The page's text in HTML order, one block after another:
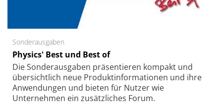
Sonderausgaben
Physics' Best und Best of
Die Sonder­ausgaben präsentieren kompakt und
übersichtlich neue Produkt­informationen und ihre
Anwendungen und bieten für Nutzer wie
Unternehmen ein zusätzliches Forum.